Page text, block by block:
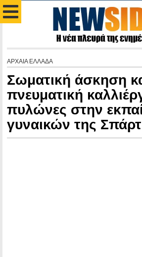
ΑΡΧΑΙΑ ΕΛΛΑΔΑ
Σωματική άσκηση
πνευματική
πυλώνες στην
γυναικών της